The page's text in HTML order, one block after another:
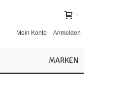
Mein Konto Anmelden
MARKEN